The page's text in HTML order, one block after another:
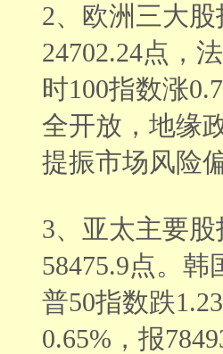
2、欧洲三大
24702.24点，
时100指数涨
全开放，地缘
提振市场风险
3、亚太主要
58475.9点。韩
普50指数跌
0.65%，报